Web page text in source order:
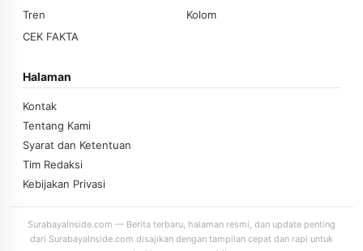
Tren
Kolom
CEK FAKTA
Halaman
Kontak
Tentang Kami
Syarat dan Ketentuan
Tim Redaksi
Kebijakan Privasi
SurabayaInside.com — Berita terbaru, halaman resmi, dan update penting
dari SurabayaInside.com disajikan dengan tampilan cepat dan rapi untuk